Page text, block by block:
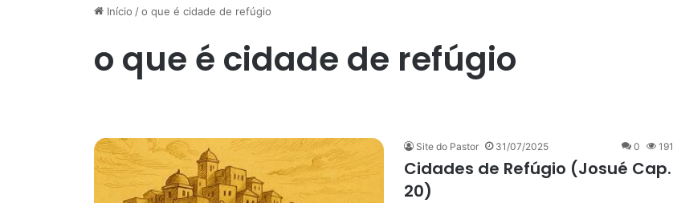
Início /o que é cidade de refúgio
o que é cidade de refúgio
Site do Pastor 31/07/2025 0 191
Cidades de Refúgio (Josué Cap.
20)